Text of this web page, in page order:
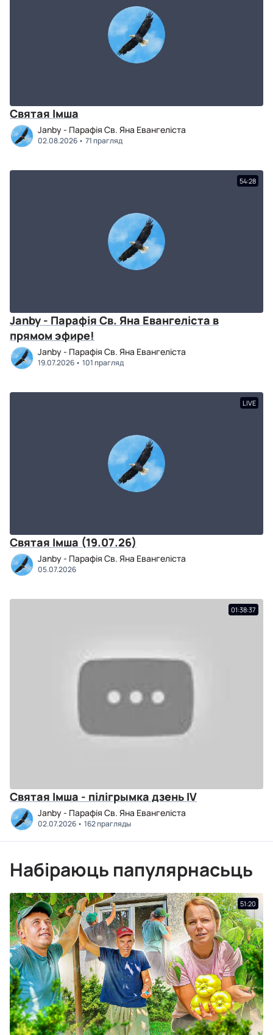
Святая Імша
Janby - Парафія Св. Яна Евангеліста
02.08.2026 71 прагляд
54:28
Janby - Парафія Св. Яна Евангеліста в
прямом эфире!
Janby - Парафія Св. Яна Евангеліста
19.07.2026 101 прагляд
LIVE
Святая Імша (19.07.26)
Janby - Парафія Св. Яна Евангеліста
05.07.2026
01:38:37
Святая Імша - пілігрымка дзень IV
Janby - Парафія Св. Яна Евангеліста
02.07.2026 162 прагляды
Набіраюць папулярнасьць
51:20